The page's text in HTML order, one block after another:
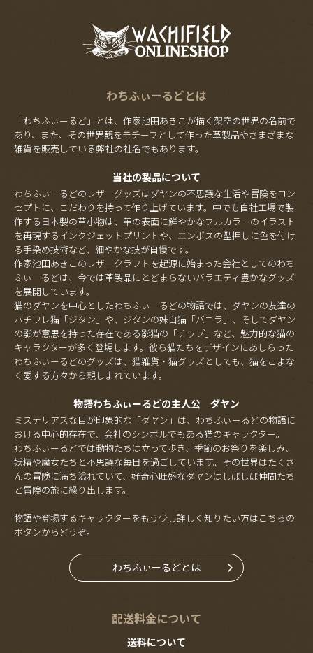
わちふぃーるどとは
「わちふぃーるど」とは、作家池田あきこが描く架空の世界の名前で
あり、また、その世界観をモチーフとして作った革製品やさまざまな
雑貨を販売している弊社の社名でもあります。
当社の製品について
わちふぃーるどのレザーグッズはダヤンの不思議な生活や冒険をコン
セプトに、こだわりを持って作り上げています。中でも自社工場で製
作する日本製の革小物は、革の表面に鮮やかなフルカラーのイラスト
を再現するインクジェットプリントや、エンボスの型押しに色を付け
る手染め技術など、細やかな技が自慢です。
作家池田あきこのレザークラフトを起源に始まった会社としてのわち
ふぃーるどは、今では革製品にとどまらないバラエティ豊かなグッズ
を展開しています。
猫のダヤンを中心としたわちふぃーるどの物語では、ダヤンの友達の
ハチワレ猫「ジタン」や、ジタンの妹白猫「バニラ」、そしてダヤン
の影が意思を持った存在である影猫の「チップ」など、魅力的な猫の
キャラクターが多く登場します。彼ら猫たちをデザインにあしらった
わちふぃーるどのグッズは、猫雑貨・猫グッズとしても、猫をこよな
く愛する方々から親しまれています。
物語わちふぃーるどの主人公 ダヤン
ミステリアスな目が印象的な「ダヤン」は、わちふぃーるどの物語に
おける中心的存在で、会社のシンボルでもある猫のキャラクター。
わちふぃーるどでは動物たちは立って歩き、季節のお祭りを楽しみ、
妖精や魔女たちと不思議な毎日を過ごしています。その世界はたくさ
んの冒険に満ち溢れていて、好奇心旺盛なダヤンはしばしば仲間たち
と冒険の旅に繰り出します。
物語や登場するキャラクターをもう少し詳しく知りたい方はこちらの
ボタンからどうぞ。
わちふぃーるどとは
配送料金について
送料について